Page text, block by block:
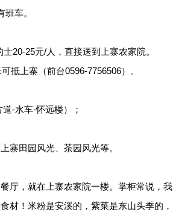
车。
25元/人，直接送到上寨农家院。
上寨（前台0596-7756506）。
-水车-怀远楼）；
田园风光、茶园风光等。
，就在上寨农家院一楼。掌柜常说，我
材！米粉是安溪的，紫菜是东山头季的，